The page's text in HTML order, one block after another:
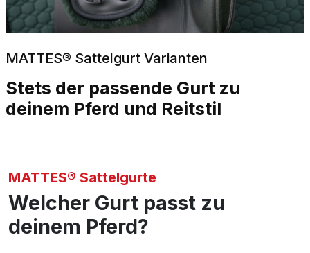
MATTES® Sattelgurt Varianten
Stets der passende Gurt zu
deinem Pferd und Reitstil
MATTES® Sattelgurte
Welcher Gurt passt zu
deinem Pferd?